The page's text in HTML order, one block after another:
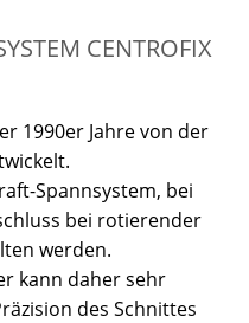
CENTROFIX
1990er Jahre von der
Spannsystem, bei
bei rotierender
werden.
kann daher sehr
des Schnittes